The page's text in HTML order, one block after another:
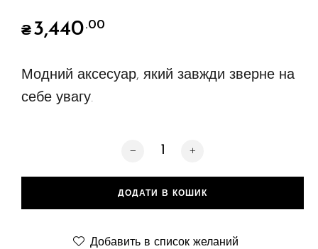
₴3,440.00
Модний аксесуар, який завжди зверне на
себе увагу.
Chest One, bordo/orange кількість
ДОДАТИ В КОШИК
Добавить в список желаний